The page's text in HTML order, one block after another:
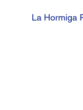
La Hormiga